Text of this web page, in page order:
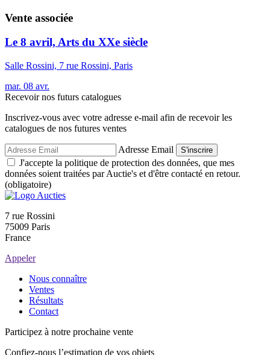
Vente associée
Le 8 avril, Arts du XXe siècle
Salle Rossini, 7 rue Rossini, Paris
mar. 08 avr.
Recevoir nos futurs catalogues
Inscrivez-vous avec votre adresse e-mail afin de recevoir les
catalogues de nos futures ventes
Adresse Email S'inscrire
J'accepte la politique de protection des données, que mes
données soient traitées par Auctie's et d'être contacté en retour.
(obligatoire)
7 rue Rossini
75009 Paris
France
Appeler
Nous connaître
Ventes
Résultats
Contact
Participez à notre prochaine vente
Confiez-nous l’estimation de vos objets